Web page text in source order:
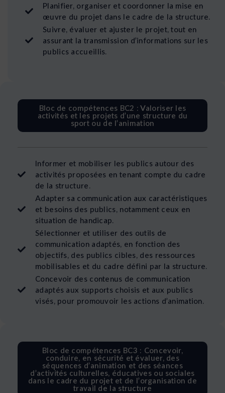
Planifier, organiser et coordonner la mise en
œuvre du projet dans le cadre de la structure.
Suivre, évaluer et ajuster le projet, tout en
assurant la transmission d’informations sur les
publics accueillis.
Bloc de compétences BC2 : Valoriser les
activités et les projets d’une structure du
sport ou de l’animation
Informer et mobiliser les publics autour des
activités proposées en tenant compte du cadre
de la structure.
Adapter sa communication aux caractéristiques
et besoins des publics, notamment ceux en
situation de handicap.
Sélectionner et utiliser des outils de
communication adaptés, en fonction des
objectifs, des publics cibles, des ressources
mobilisables et du cadre défini par la structure.
Concevoir des contenus de communication
adaptés aux supports choisis et aux publics
visés, pour promouvoir les actions d’animation.
Bloc de compétences BC3 : Concevoir,
conduire, en sécurité et évaluer, des
séquences d’animation et des séances
d’activités culturelles, éducatives ou sociales
dans le cadre du projet et de l’organisation de
travail de la structure